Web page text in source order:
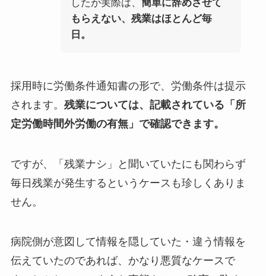
したが実際は、 簡単に辞めさせて
もらえない、残業はほとんど毎
日。
採用時に労働条件通知書の形で、労働条件は提示
されます。 残業については、記載されている「所
定労働時間外労働の有無」で確認できます。
ですが、「残業ナシ」と聞いていたにも関わらず
毎日残業が発生するというケースも珍しくありま
せん。
病院側が意図して情報を隠していた・違う情報を
伝えていたのであれば、かなり悪質なケースで